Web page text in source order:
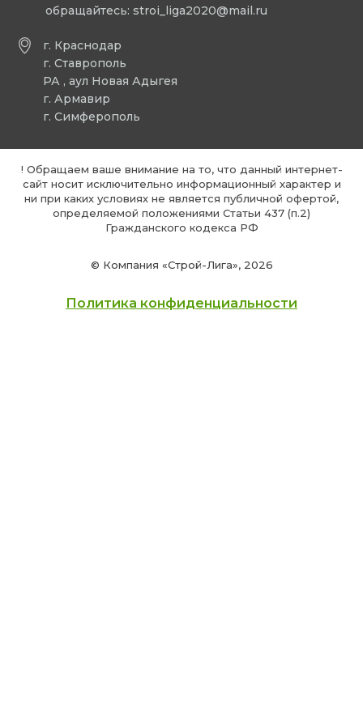
г. Краснодар
г. Ставрополь
РА , аул Новая Адыгея
г. Армавир
г. Симферополь
обращайтесь: stroi_liga2020@mail.ru
© Компания «Строй-Лига», 2026
! Обращаем ваше внимание на то, что данный интернет-
сайт носит исключительно информационный характер и
ни при каких условиях не является публичной офертой,
определяемой положениями Статьи 437 (п.2)
Гражданского кодекса РФ
Политика конфиденциальности